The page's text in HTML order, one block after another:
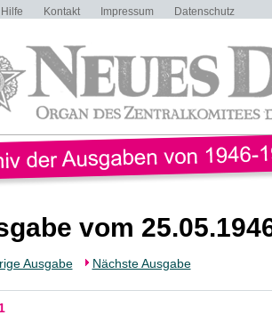
Hilfe Kontakt Impressum Datenschutz
vom
Ausgabe Nächste Ausgabe